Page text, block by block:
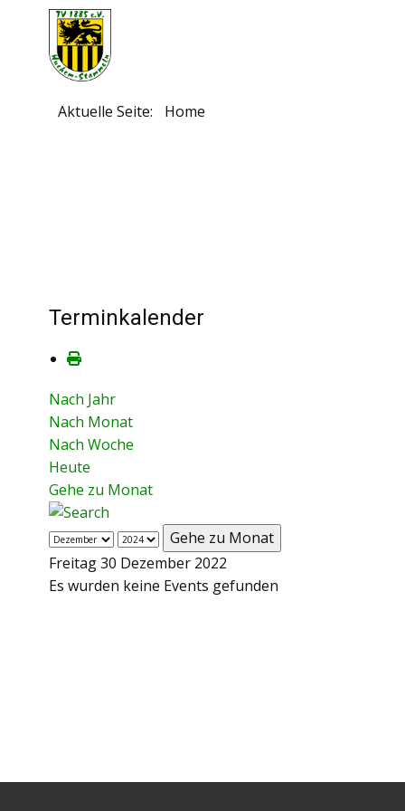
Aktuelle Seite: Home
Terminkalender
Nach Jahr
Nach Monat
Nach Woche
Heute
Gehe zu Monat
Gehe zu Monat
Freitag 30 Dezember 2022
Es wurden keine Events gefunden